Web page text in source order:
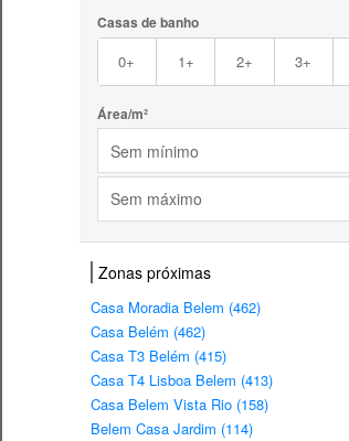
Casas de banho
0+ 1+ 2+ 3+
Área/m²
Sem mínimo
Sem máximo
Zonas próximas
Casa Moradia Belem (462)
Casa Belém (462)
Casa T3 Belém (415)
Casa T4 Lisboa Belem (413)
Casa Belem Vista Rio (158)
Belem Casa Jardim (114)